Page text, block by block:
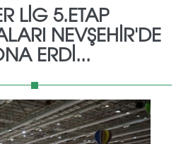
LİG 5.ETAP
NEVŞEHİR'DE
ERDİ...